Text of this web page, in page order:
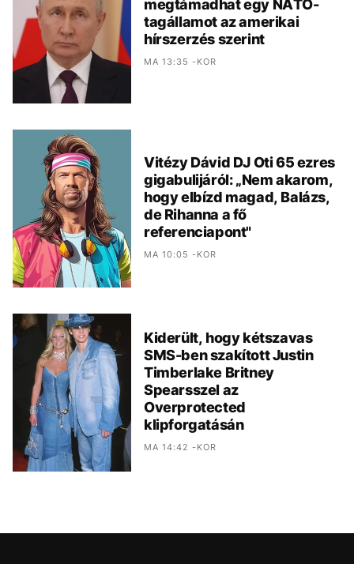
megtámadhat egy NATO-
tagállamot az amerikai
hírszerzés szerint
MA 13:35 -KOR
Vitézy Dávid DJ Oti 65 ezres
gigabulijáról: „Nem akarom,
hogy elbízd magad, Balázs,
de Rihanna a fő
referenciapont"
MA 10:05 -KOR
Kiderült, hogy kétszavas
SMS-ben szakított Justin
Timberlake Britney
Spearsszel az
Overprotected
klipforgatásán
MA 14:42 -KOR